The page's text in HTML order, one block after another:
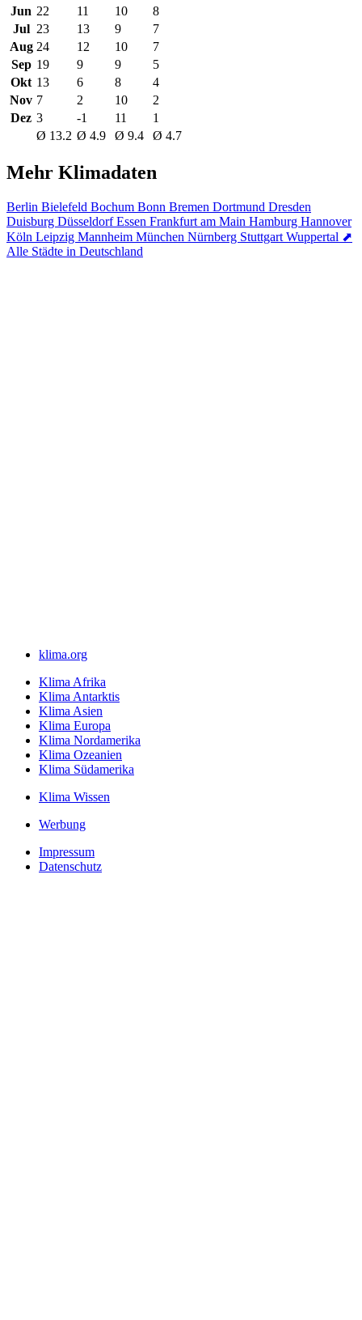
Jun 22 11 10
8
Jul 23 13 9
7
Aug 24 12 10
7
Sep 19 9 9
5
Okt 13 6 8
4
Nov 7 2 10
2
Dez 3 -1 11
1
Ø 13.2 Ø 4.9 Ø 9.4 Ø 4.7
Mehr Klimadaten
Berlin Bielefeld Bochum Bonn Bremen Dortmund Dresden
Duisburg DüsseldorfEssen Frankfurt am Main Hamburg Hannover
Köln Leipzig Mannheim München Nürnberg Stuttgart Wuppertal ⬈
Alle Städte in Deutschland
klima.org
Klima Afrika
Klima Antarktis
Klima Asien
Klima Europa
Klima Nordamerika
Klima Ozeanien
Klima Südamerika
Klima Wissen
Werbung
Impressum
Datenschutz